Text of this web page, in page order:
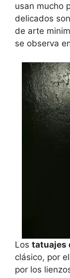
usan mucho
delicados
de arte
se observa
Los tatuajes
clásico, por
por los